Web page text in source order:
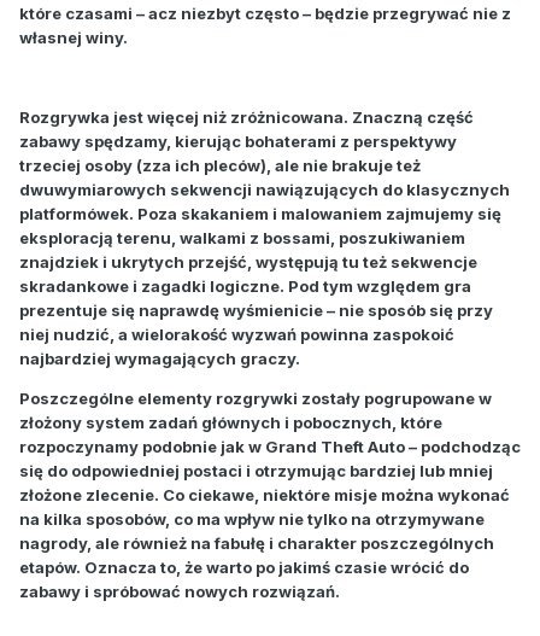
które czasami – acz niezbyt często – będzie przegrywać nie z
własnej winy.
Rozgrywka jest więcej niż zróżnicowana. Znaczną część
zabawy spędzamy, kierując bohaterami z perspektywy
trzeciej osoby (zza ich pleców), ale nie brakuje też
dwuwymiarowych sekwencji nawiązujących do klasycznych
platformówek. Poza skakaniem i malowaniem zajmujemy się
eksploracją terenu, walkami z bossami, poszukiwaniem
znajdziek i ukrytych przejść, występują tu też sekwencje
skradankowe i zagadki logiczne. Pod tym względem gra
prezentuje się naprawdę wyśmienicie – nie sposób się przy
niej nudzić, a wielorakość wyzwań powinna zaspokoić
najbardziej wymagających graczy.
Poszczególne elementy rozgrywki zostały pogrupowane w
złożony system zadań głównych i pobocznych, które
rozpoczynamy podobnie jak w Grand Theft Auto – podchodząc
się do odpowiedniej postaci i otrzymując bardziej lub mniej
złożone zlecenie. Co ciekawe, niektóre misje można wykonać
na kilka sposobów, co ma wpływ nie tylko na otrzymywane
nagrody, ale również na fabułę i charakter poszczególnych
etapów. Oznacza to, że warto po jakimś czasie wrócić do
zabawy i spróbować nowych rozwiązań.